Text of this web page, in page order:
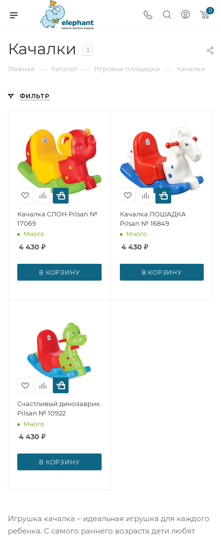
0
Качалки 3
Главная — Каталог — Игровые площадки — Качалки
ФИЛЬТР
Качалка СЛОН Pilsan №
17069
Много
4 430 ₽
В КОРЗИНУ
Качалка ЛОШАДКА
Pilsan № 16849
Много
4 430 ₽
В КОРЗИНУ
Счастливый динозаврик
Pilsan № 10922
Много
4 430 ₽
В КОРЗИНУ
Игрушка качалка – идеальная игрушка для каждого
ребенка. С самого раннего возраста дети любят